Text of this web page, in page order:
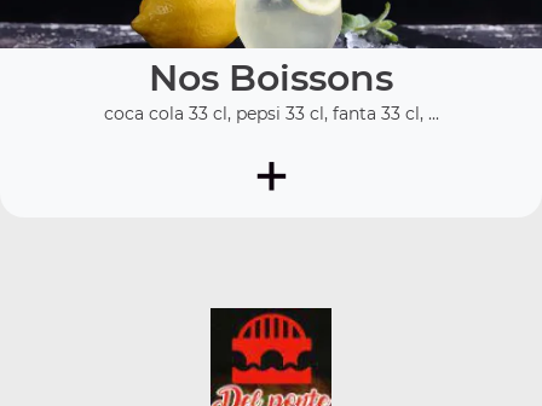
Nos Boissons
coca cola 33 cl, pepsi 33 cl, fanta 33 cl, ...
+